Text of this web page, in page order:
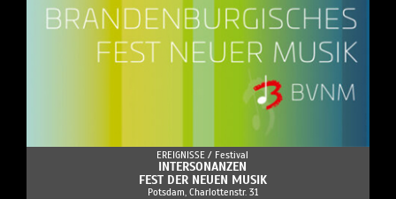
EREIGNISSE / Festival
INTERSONANZEN
FEST DER NEUEN MUSIK
Potsdam, Charlottenstr. 31